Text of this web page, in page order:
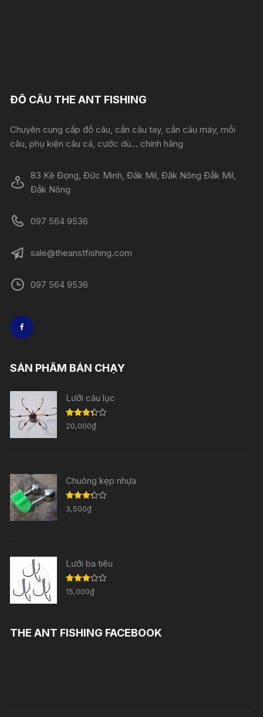
ĐỒ CÂU THE ANT FISHING
Chuyên cung cấp đồ câu, cần câu tay, cần câu máy, mồi
câu, phụ kiện câu cá, cước dù... chính hãng
83 Kẻ Đọng, Đức Minh, Đăk Mil, Đăk Nông Đắk Mil,
Đắk Nông
097 564 9536
sale@theanstfishing.com
097 564 9536
SẢN PHẨM BÁN CHẠY
Lưỡi câu lục
Được
xếp
20,000₫
Chuông kẹp nhựa
Được
xếp
3,500₫
Lưỡi ba tiêu
Được
xếp
15,000₫
THE ANT FISHING FACEBOOK